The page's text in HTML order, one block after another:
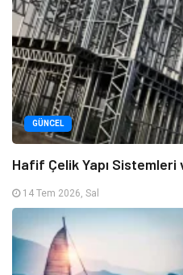
GÜNCEL
Hafif Çelik Yapı Sistemleri
14 Tem 2026, Sal